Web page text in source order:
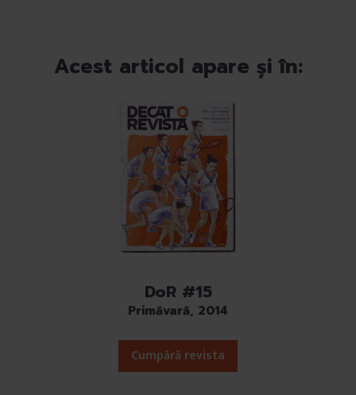
Acest articol apare și în:
DoR #15
Primăvară, 2014
Cumpără revista